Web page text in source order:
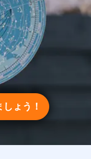
ょう！